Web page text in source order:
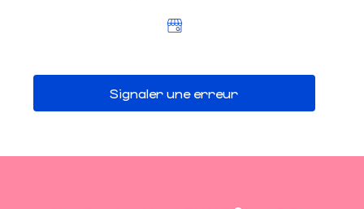
Signaler une erreur